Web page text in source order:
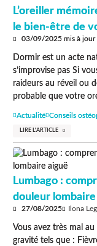
L’oreiller
le bien-être de
03/09/2025mis à jour
Dormir est un acte
s’improvise pas Si
raideurs au réveil ou
probable que votre
Actualité Conseils
LIRE L'ARTICLE
Lumbago :
douleur lombaire
27/08/2025 Ilona
Vous avez très mal au
gravité tels que :